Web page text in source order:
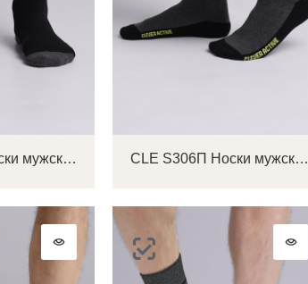
CLE S305П Носки мужские CLE S306П Носки мужские